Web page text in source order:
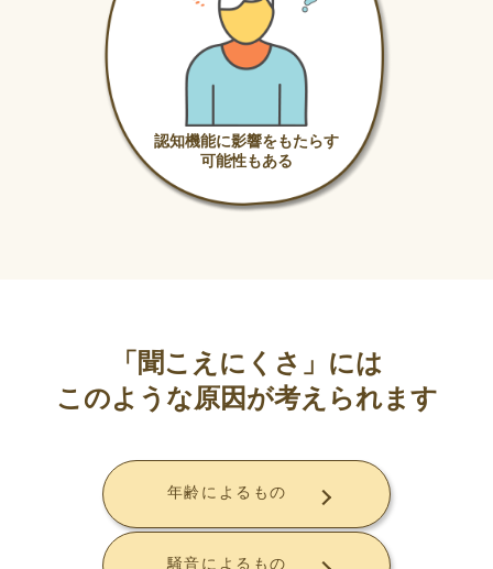
認知機能に影響をもたらす
可能性もある
「聞こえにくさ」には
このような原因が考えられます
年齢によるもの
騒音によるもの